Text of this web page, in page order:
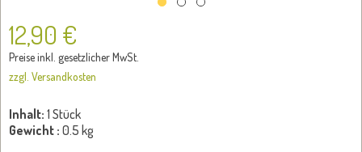
12,90 €
Preise inkl. gesetzlicher MwSt.
zzgl. Versandkosten
Inhalt: 1 Stück
Gewicht : 0.5 kg